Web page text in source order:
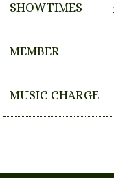
SHOWTIMES
MEMBER
MUSIC CHARGE